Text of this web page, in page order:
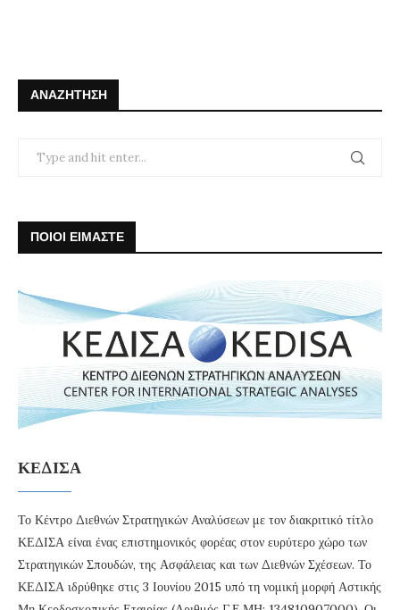
ΑΝΑΖΉΤΗΣΗ
ΠΟΙΟΙ ΕΙΜΑΣΤΕ
ΚΕΔΙΣΑ
Το Κέντρο Διεθνών Στρατηγικών Αναλύσεων με τον διακριτικό τίτλο
ΚΕΔΙΣΑ είναι ένας επιστημονικός φορέας στον ευρύτερο χώρο των
Στρατηγικών Σπουδών, της Ασφάλειας και των Διεθνών Σχέσεων. Το
ΚΕΔΙΣΑ ιδρύθηκε στις 3 Ιουνίου 2015 υπό τη νομική μορφή Αστικής